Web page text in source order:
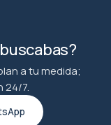
a tu medida;
24/7.